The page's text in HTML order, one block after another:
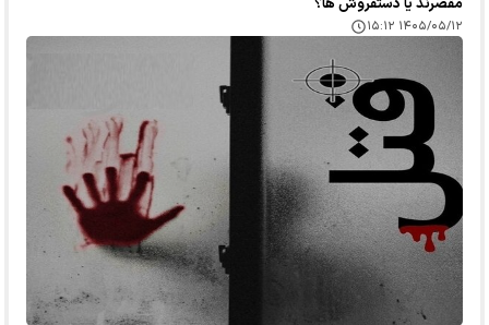
۱۴۰۵/۰۵/۱۲ ۱۵:۱۲